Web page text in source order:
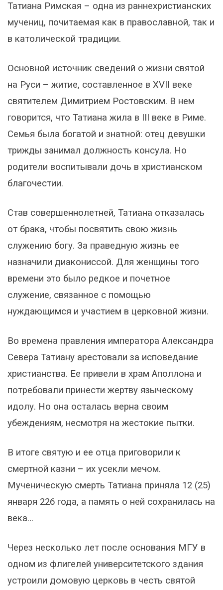
Татиана Римская – одна из раннехристианских
мучениц, почитаемая как в православной, так и
в католической традиции.
Основной источник сведений о жизни святой
на Руси – житие, составленное в XVII веке
святителем Димитрием Ростовским. В нем
говорится, что Татиана жила в III веке в Риме.
Семья была богатой и знатной: отец девушки
трижды занимал должность консула. Но
родители воспитывали дочь в христианском
благочестии.
Став совершеннолетней, Татиана отказалась
от брака, чтобы посвятить свою жизнь
служению богу. За праведную жизнь ее
назначили диакониссой. Для женщины того
времени это было редкое и почетное
служение, связанное с помощью
нуждающимся и участием в церковной жизни.
Во времена правления императора Александра
Севера Татиану арестовали за исповедание
христианства. Ее привели в храм Аполлона и
потребовали принести жертву языческому
идолу. Но она осталась верна своим
убеждениям, несмотря на жестокие пытки.
В итоге святую и ее отца приговорили к
смертной казни – их усекли мечом.
Мученическую смерть Татиана приняла 12 (25)
января 226 года, а память о ней сохранилась на
века…
Через несколько лет после основания МГУ в
одном из флигелей университетского здания
устроили домовую церковь в честь святой